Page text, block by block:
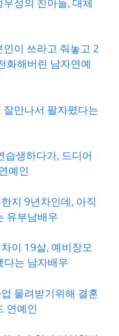
인이 쓰라고 줘놓고 2
화해버린 남자연예
잘만나서 팔자폈다는
습생하다가, 드디어
예인
지 9년차인데, 아직
유부남배우
이 19살, 예비장모
다는 남자배우
물려받기위해 결혼
연예인